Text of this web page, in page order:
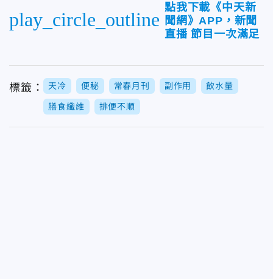
play_circle_outline
點我下載《中天新
聞網》APP，新聞
直播 節目一次滿足
標籤： 天冷 便秘 常春月刊 副作用 飲水量
膳食纖維 排便不順